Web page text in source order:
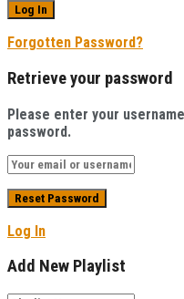
Forgotten Password?
Retrieve your password
Please enter your
password.
Log In
Add New Playlist